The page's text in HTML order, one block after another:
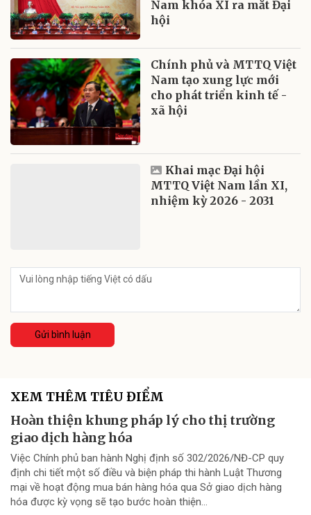
Nam khóa XI ra mắt Đại
hội
Chính phủ và MTTQ Việt
Nam tạo xung lực mới
cho phát triển kinh tế -
xã hội
Khai mạc Đại hội
MTTQ Việt Nam lần XI,
nhiệm kỳ 2026 - 2031
Gửi bình luận
XEM THÊM TIÊU ĐIỂM
Hoàn thiện khung pháp lý cho thị trường
giao dịch hàng hóa
Việc Chính phủ ban hành Nghị định số 302/2026/NĐ-CP quy
định chi tiết một số điều và biện pháp thi hành Luật Thương
mại về hoạt động mua bán hàng hóa qua Sở giao dịch hàng
hóa được kỳ vọng sẽ tạo bước hoàn thiện...